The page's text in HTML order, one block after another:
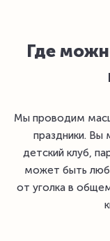
Где
Мы проводим
праздники. Вы
детский клуб,
может быть
от уголка в